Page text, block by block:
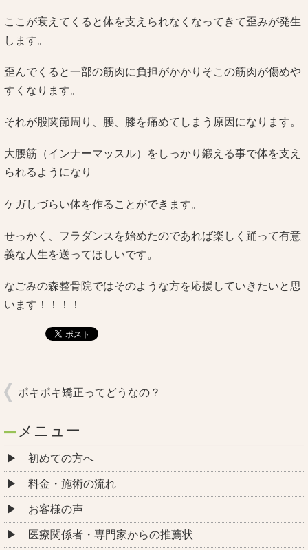
ここが衰えてくると体を支えられなくなってきて歪みが発生
します。
歪んでくると一部の筋肉に負担がかかりそこの筋肉が傷めや
すくなります。
それが股関節周り、腰、膝を痛めてしまう原因になります。
大腰筋（インナーマッスル）をしっかり鍛える事で体を支え
られるようになり
ケガしづらい体を作ることができます。
せっかく、フラダンスを始めたのであれば楽しく踊って有意
義な人生を送ってほしいです。
なごみの森整骨院ではそのような方を応援していきたいと思
います！！！！
ポキポキ矯正ってどうなの？
メニュー
初めての方へ
料金・施術の流れ
お客様の声
医療関係者・専門家からの推薦状